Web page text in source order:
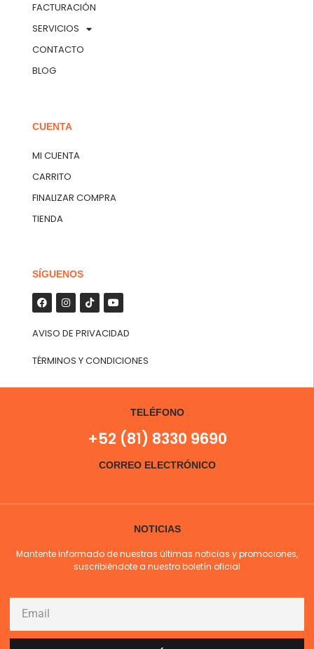
FACTURACIÓN
SERVICIOS
CONTACTO
BLOG
CUENTA
MI CUENTA
CARRITO
FINALIZAR COMPRA
TIENDA
SÍGUENOS
AVISO DE PRIVACIDAD
TÉRMINOS Y CONDICIONES
TELÉFONO
+52 (81) 8330 9690
CORREO ELECTRÓNICO
NOTICIAS
Mantente informado de nuestras últimas noticias y promociones,
suscribiéndote a nuestro boletín oficial